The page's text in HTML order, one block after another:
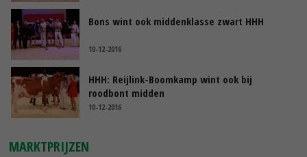
Bons wint ook middenklasse zwart HHH
10-12-2016
HHH: Reijlink-Boomkamp wint ook bij
roodbont midden
10-12-2016
MARKTPRIJZEN